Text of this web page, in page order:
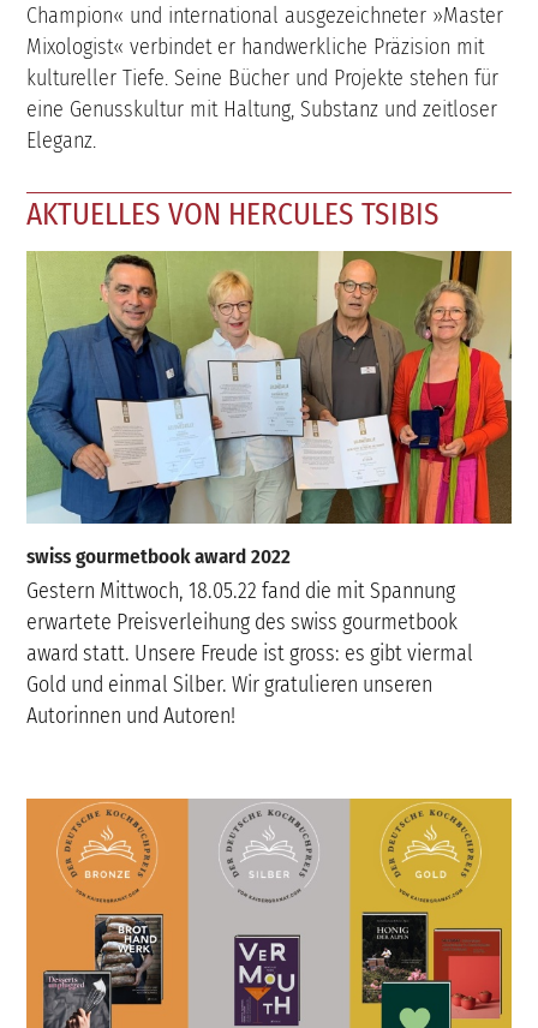
Champion« und international ausgezeichneter »Master
Mixologist« verbindet er handwerkliche Präzision mit
kultureller Tiefe. Seine Bücher und Projekte stehen für
eine Genusskultur mit Haltung, Substanz und zeitloser
Eleganz.
AKTUELLES VON HERCULES TSIBIS
swiss gourmetbook award 2022
Gestern Mittwoch, 18.05.22 fand die mit Spannung
erwartete Preisverleihung des swiss gourmetbook
award statt. Unsere Freude ist gross: es gibt viermal
Gold und einmal Silber. Wir gratulieren unseren
Autorinnen und Autoren!